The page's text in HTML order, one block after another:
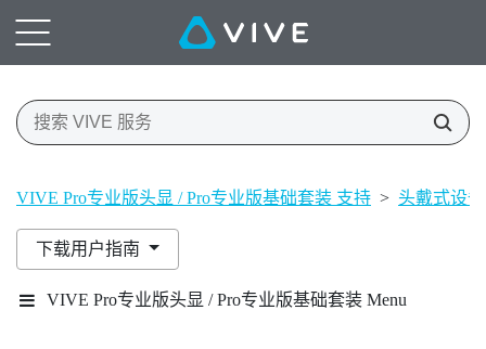
VIVE Pro专业版头显 / Pro专业版基础套装 支持 > 头戴式设
下载用户指南
VIVE Pro专业版头显 / Pro专业版基础套装 Menu